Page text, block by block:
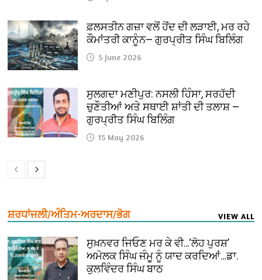
ਫ਼ਲਸਤੀਨ ਗਜ਼ਾ ਵਲੋਂ ਹੋਂਦ ਦੀ ਲੜਾਈ, ਮਰ ਰਹੇ
ਕੌਮਾਂਤਰੀ ਕਾਨੂੰਨ— ਗੁਰਪ੍ਰੀਤ ਸਿੰਘ ਬਿਲਿੰਗ
5 June 2026
ਸੁਲਗਦਾ ਮਣੀਪੁਰ: ਨਸਲੀ ਹਿੰਸਾ, ਸਰਹੱਦੀ
ਚੁਣੌਤੀਆਂ ਅਤੇ ਸਥਾਈ ਸ਼ਾਂਤੀ ਦੀ ਤਲਾਸ਼ —
ਗੁਰਪ੍ਰੀਤ ਸਿੰਘ ਬਿਲਿੰਗ
15 May 2026
ਸ਼ਰਧਾਂਜਲੀ/ਅੰਤਿਮ-ਅਰਦਾਸ/ਭੋਗ VIEW ALL
ਸੁਖ਼ਨਵਰ ਜਿਓਣ ਮਰ ਕੇ ਵੀ…‘ਲੋਹ ਪੁਰਸ਼’
ਅਮੋਲਕ ਸਿੰਘ ਜੰਮੂ ਨੂੰ ਯਾਦ ਕਰਦਿਆਂ…ਡਾ.
ਕੁਲਵਿੰਦਰ ਸਿੰਘ ਬਾਠ